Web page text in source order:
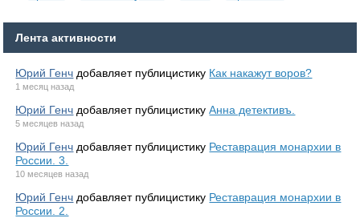
Лента активности
Юрий Генч добавляет публицистику Как накажут воров?
1 месяц назад
Юрий Генч добавляет публицистикуАнна детективъ.
5 месяцев назад
Юрий Генч добавляет публицистику Реставрация монархии в
России. 3.
10 месяцев назад
Юрий Генч добавляет публицистику Реставрация монархии в
России. 2.